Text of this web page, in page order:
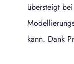
übersteigt
kann. Dank